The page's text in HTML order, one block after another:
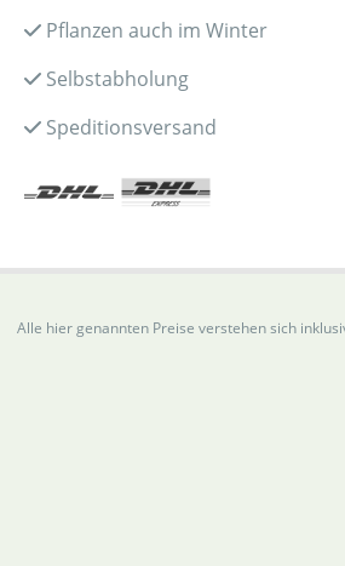
Pflanzen auch im Winter
Selbstabholung
Speditionsversand
Alle hier genannten Preise verstehen sich